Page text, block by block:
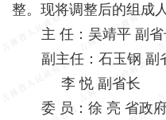
整。现将调整后的组成
主 任：吴靖平 副省
副主任：石玉钢 副
李 悦 副省长
委 员：徐 亮 省政